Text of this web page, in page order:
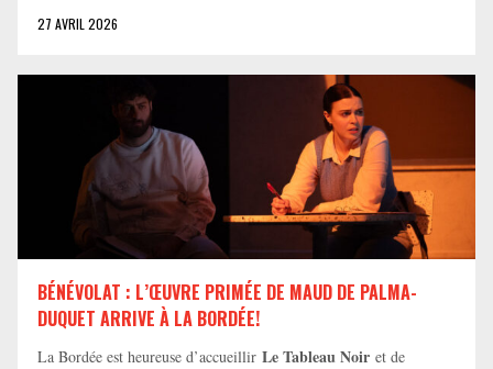
27 AVRIL 2026
BÉNÉVOLAT : L’ŒUVRE PRIMÉE DE MAUD DE PALMA-
DUQUET ARRIVE À LA BORDÉE!
La Bordée est heureuse d’accueillir Le Tableau Noir et de